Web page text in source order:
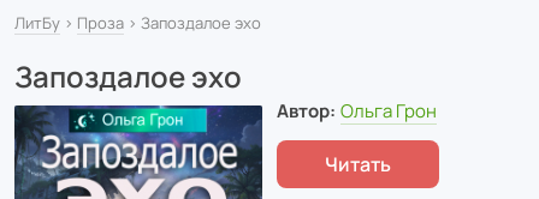
ЛитБу › Проза › Запоздалое эхо
Запоздалое эхо
Автор: Ольга Грон
Читать